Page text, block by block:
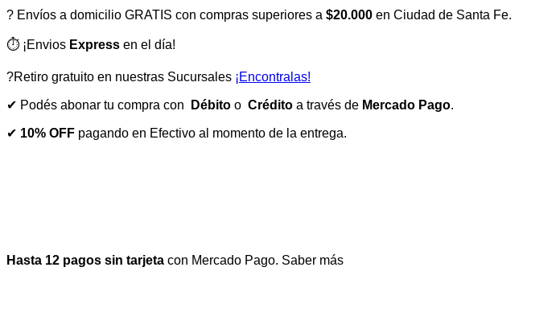
original
$162.500,00.
actual
$127.300,00.
? Envíos a domicilio GRATIS con compras superiores a $20.000 en Ciudad de Santa Fe.
⏱️ ¡Envios Express en el día!
?Retiro gratuito en nuestras Sucursales ¡Encontralas!
✔ Podés abonar tu compra con Débito o Crédito a través de Mercado Pago.
✔ 10% OFF pagando en Efectivo al momento de la entrega.
Hasta 12 pagos sin tarjeta con Mercado Pago. Saber más